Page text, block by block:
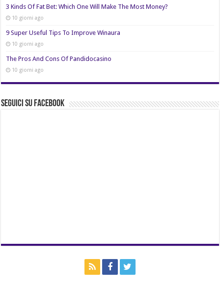
3 Kinds Of Fat Bet: Which One Will Make The Most Money?
10 giorni ago
9 Super Useful Tips To Improve Winaura
10 giorni ago
The Pros And Cons Of Pandidocasino
10 giorni ago
Seguici su Facebook